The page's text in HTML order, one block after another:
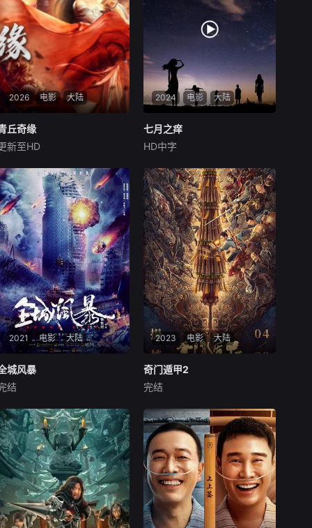
2026 电影 大陆
青丘奇缘
何蓝逗
暂无剧情介绍
丘奇缘
新至HD
2024 电影 大陆
七月之痒
姚晓棠
线上游戏公司DSZ公司总
经理何不遇带着公司的100万
失踪了，公司董事长阮凌竹
（也是何不遇的妻子）怒不可
言。她知道他是躲到某个情人
家里去了，但是具体是谁不知
道。于是，阮凌竹想办法把和
何不遇有关系的几
七月之痒
HD中字
2021 电影 大陆
全城风暴
曾志伟
电影讲述了一场已经预测
到的台风即将来袭，主角一家
固执的父亲、忙碌的儿子和叛
逆的女儿越过整个风暴城市，
潜入实验室联手解决风暴危
机，拯救全城生命的故事。
城风暴
结
2023 电影 大陆
奇门遁甲2
张晓晨
这看似太平盛世的烟火人
间，其实并非只有人类存在。
一直以来，世间的小妖小仙都
化作人形生活在我们身边，之
中有与人为善者，自然也有作
恶多端者，而维持这一切秩序
和平的人，便是隐匿江湖的秘
密组织，雾隐门。恶
奇门遁甲2
完结